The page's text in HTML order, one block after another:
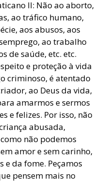
II: Não ao aborto,
ao tráfico humano,
aos abusos, aos
ao trabalho
de saúde, etc. etc.
e proteção à vida
criminoso, é atentado
ao Deus da vida,
amarmos e sermos
e felizes. Por isso, não
abusada,
não podemos
amor e sem carinho,
da fome. Peçamos
pensem mais no